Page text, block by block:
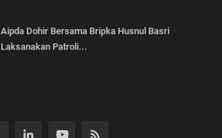
Aipda Dohir Bersama Bripka Husnul Basri
Laksanakan Patroli...